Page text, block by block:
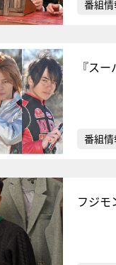
番組情
『ス
番組情
フジモ